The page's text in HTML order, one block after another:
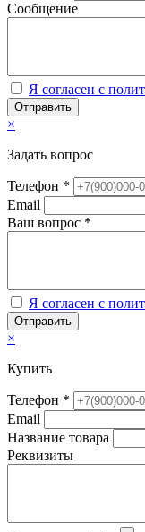
Сообщение
Я согласен с
Отправить
×
Задать вопрос
Телефон *
Email
Ваш вопрос *
Я согласен с
Отправить
×
Купить
Телефон *
Email
Название товара
Реквизиты